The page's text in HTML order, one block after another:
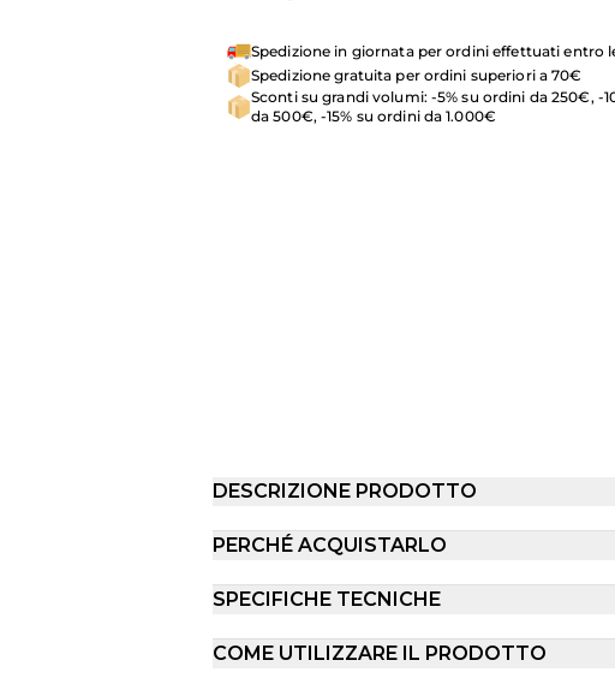
Spedizione in giornata per ordini effettuati entro
Spedizione gratuita per ordini superiori a 70€
Sconti su grandi volumi: -5% su ordini da 250€, -
da 500€, -15% su ordini da 1.000€
DESCRIZIONE PRODOTTO
PERCHÉ ACQUISTARLO
SPECIFICHE TECNICHE
COME UTILIZZARE IL PRODOTTO